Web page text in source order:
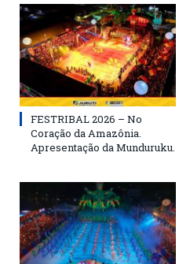
FESTRIBAL 2026 – No
Coração da Amazônia.
Apresentação da Munduruku.